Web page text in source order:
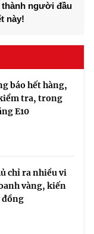
thành người đầu
này!
báo hết hàng,
tra, trong
E10
chỉ ra nhiều vi
vàng, kiến
đồng